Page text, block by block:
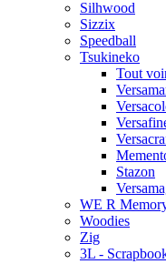
Silhwood
Sizzix
Speedball
Tsukineko
Tout
Stazon
WE R
Woodies
Zig
3L -